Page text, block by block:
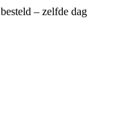
– zelfde dag